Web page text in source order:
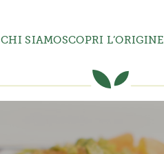
CHI SIAMOSCOPRI L’ORIGINE